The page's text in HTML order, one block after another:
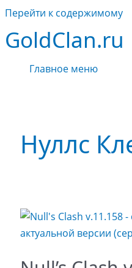
Перейти к содержимому
GoldClan.ru
Главное меню
Нуллс